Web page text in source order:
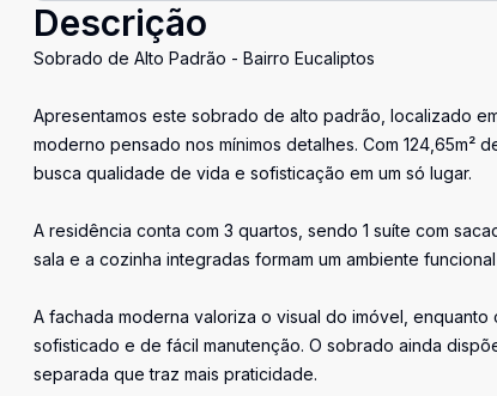
Descrição
Sobrado de Alto Padrão - Bairro Eucaliptos
Apresentamos este sobrado de alto padrão, localizado
moderno pensado nos mínimos detalhes. Com 124,65m²
busca qualidade de vida e sofisticação em um só lugar.
A residência conta com 3 quartos, sendo 1 suíte com
sala e a cozinha integradas formam um ambiente
A fachada moderna valoriza o visual do imóvel,
sofisticado e de fácil manutenção. O sobrado ainda
separada que traz mais praticidade.